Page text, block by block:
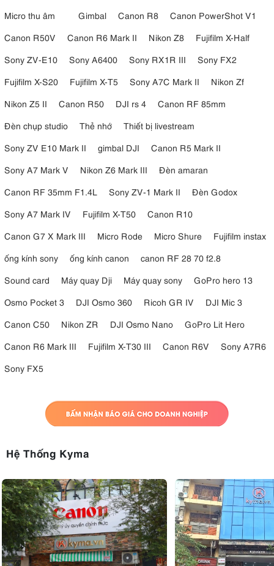
Micro thu âm Gimbal Canon R8
Canon PowerShot V1
Canon R50V
Canon R6 Mark II Nikon Z8
Fujifilm X-Half
Sony ZV-E10
Sony A6400 Sony RX1R III
Sony FX2
Fujifilm X-S20
Fujifilm X-T5 Sony A7C Mark II
Nikon Zf
Nikon Z5 II
Canon R50 DJI rs 4
Canon RF 85mm
Đèn chụp studio
Thẻ nhớ
Thiết bị livestream
Sony ZV E10 Mark II
gimbal DJI
Canon R5 Mark II
Sony A7 Mark V
Nikon Z6 Mark III
Đèn amaran
Canon RF 35mm F1.4L
Sony ZV-1 Mark II
Đèn Godox
Sony A7 Mark IV
Fujifilm X-T50
Canon R10
Canon G7 X Mark III
Micro Rode Micro Shure
Fujifilm instax
ống kính sony
ống kính canon
canon RF 28 70 f2.8
Sound card
Máy quay Dji Máy quay sony
GoPro hero 13
Osmo Pocket 3
DJI Osmo 360 Ricoh GR IV
DJI Mic 3
Canon C50
Nikon ZR DJI Osmo Nano
GoPro Lit Hero
Canon R6 Mark III
Fujifilm X-T30 III Canon R6V
Sony A7R6
Sony FX5
Hệ Thống Kyma